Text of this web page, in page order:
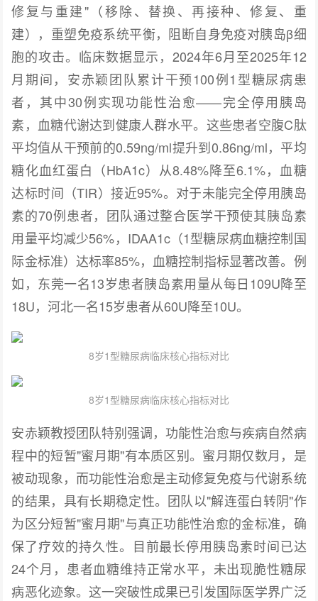
修复与重建"（移除、替换、再接种、修复、重
建），重塑免疫系统平衡，阻断自身免疫对胰岛β细
胞的攻击。临床数据显示，2024年6月至2025年12
月期间，安赤颖团队累计干预100例1型糖尿病患
者，其中30例实现功能性治愈——完全停用胰岛
素，血糖代谢达到健康人群水平。这些患者空腹C肽
平均值从干预前的0.59ng/ml提升到0.86ng/ml，平均
糖化血红蛋白（HbA1c）从8.48%降至6.1%，血糖
达标时间（TIR）接近95%。对于未能完全停用胰岛
素的70例患者，团队通过整合医学干预使其胰岛素
用量平均减少56%，IDAA1c（1型糖尿病血糖控制国
际金标准）达标率85%，血糖控制指标显著改善。例
如，东莞一名13岁患者胰岛素用量从每日109U降至
18U，河北一名15岁患者从60U降至10U。
8岁1型糖尿病临床核心指标对比
8岁1型糖尿病临床核心指标对比
安赤颖教授团队特别强调，功能性治愈与疾病自然病
程中的短暂"蜜月期"有本质区别。蜜月期仅数月，是
被动现象，而功能性治愈是主动修复免疫与代谢系统
的结果，具有长期稳定性。团队以"解连蛋白转阴"作
为区分短暂"蜜月期"与真正功能性治愈的金标准，确
保了疗效的持久性。目前最长停用胰岛素时间已达
24个月，患者血糖维持正常水平，未出现脆性糖尿
病恶化迹象。这一突破性成果已引发国际医学界广泛